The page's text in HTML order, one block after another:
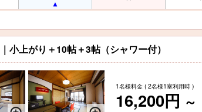
小上がり＋10帖＋3帖（シャワー付）
1名様料金 ( 2名様1室利用時 )
16,200円 ～